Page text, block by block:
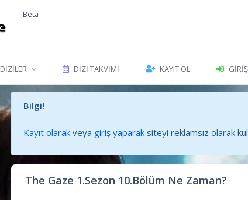
Beta
DIZILER DIZI TAKVIMI KAYIT OL
Bilgi!
Kayıt olarak veya giriş yaparak siteyi reklamsız olarak
The Gaze 1.Sezon 10.Bölüm Ne Zaman?